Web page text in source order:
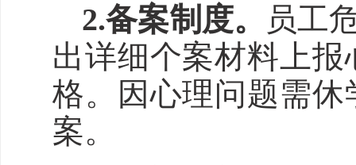
2.备案制度。
员工
出详细个案材料上
格。因心理问题需
案。